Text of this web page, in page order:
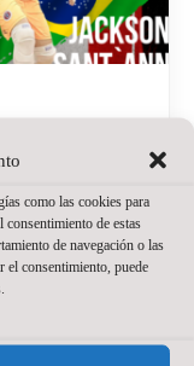
como las cookies para
de estas
de navegación o las
el consentimiento, puede
DE
de julio de 2026
portería del